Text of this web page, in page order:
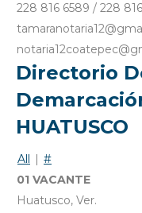
228 816 6589 / 228
Directorio
HUATUSCO
All | #
01 VACANTE
Huatusco, Ver.